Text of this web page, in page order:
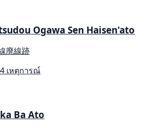
Ogawa Sen Haisen'ato
廃線跡
เหตุการณ์
Ba Ato